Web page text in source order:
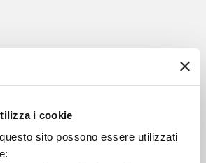
i cookie
sito possono essere utilizzati
Лаппатированный
Глянцевый
Разнотон: